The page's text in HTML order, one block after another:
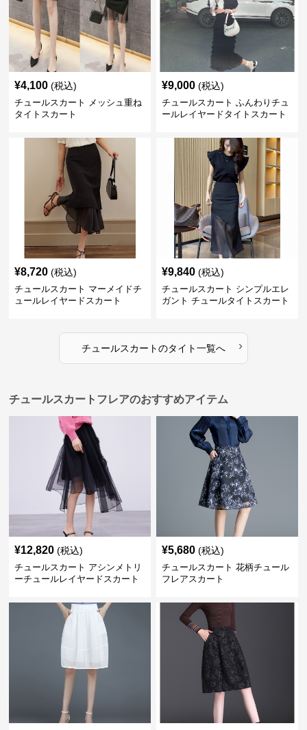
¥4,100 (税込)
チュールスカート メッシュ重ね
タイトスカート
¥9,000 (税込)
チュールスカート ふんわりチュ
ールレイヤードタイトスカート
¥8,720 (税込)
チュールスカート マーメイドチ
ュールレイヤードスカート
¥9,840 (税込)
チュールスカート シンプルエレ
ガント チュールタイトスカート
チュールスカートのタイト一覧へ ›
チュールスカートフレアのおすすめアイテム
¥12,820 (税込)
チュールスカート アシンメトリ
ーチュールレイヤードスカート
¥5,680 (税込)
チュールスカート 花柄チュール
フレアスカート